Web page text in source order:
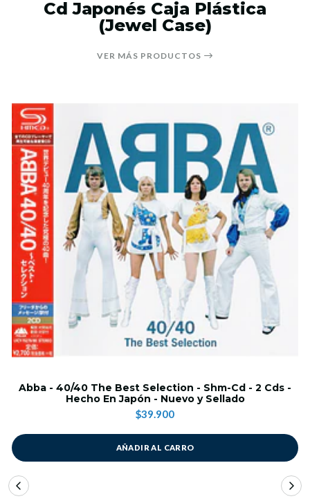
Cd Japonés Caja Plástica
(Jewel Case)
VER MÁS PRODUCTOS
Abba - 40/40 The Best Selection - Shm-Cd - 2 Cds -
Hecho En Japón - Nuevo y Sellado
$39.900
AÑADIR AL CARRO